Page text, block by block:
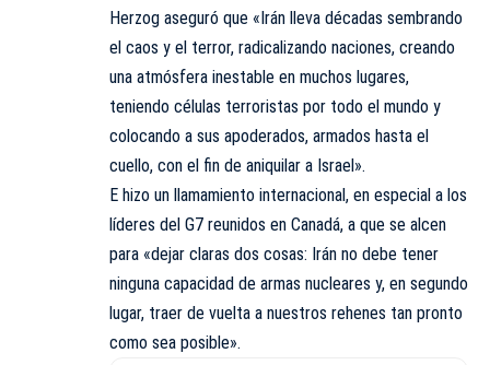
Herzog aseguró que «Irán lleva décadas sembrando
el caos y el terror, radicalizando naciones, creando
una atmósfera inestable en muchos lugares,
teniendo células terroristas por todo el mundo y
colocando a sus apoderados, armados hasta el
cuello, con el fin de aniquilar a Israel».
E hizo un llamamiento internacional, en especial a los
líderes del G7 reunidos en Canadá, a que se alcen
para «dejar claras dos cosas: Irán no debe tener
ninguna capacidad de armas nucleares y, en segundo
lugar, traer de vuelta a nuestros rehenes tan pronto
como sea posible».